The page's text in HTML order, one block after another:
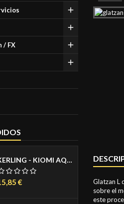
/ FX
KERLING - KIOMI AQUACREAM PARA AEROGRAFO - AIRBRUSH MAKE UP - MAQUILLAJE PARA AEROGRAFO - COLORES PIEL MATE 30ML
€
Glatzan L
sobre el
este